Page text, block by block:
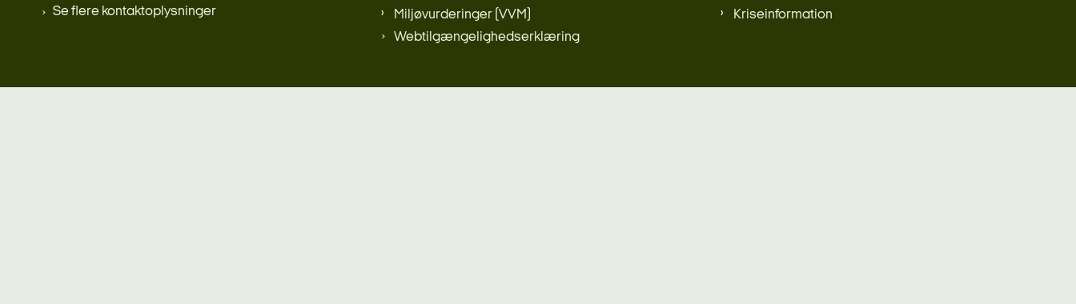
Se flere kontaktoplysninger
Miljøvurderinger (VVM)
Webtilgængelighedserklæring
Kriseinformation